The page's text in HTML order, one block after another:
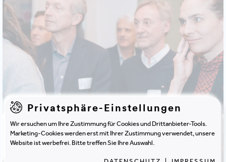
Privatsphäre-Einstellungen
Wir ersuchen um Ihre Zustimmung für Cookies und Drittanbieter-Tools.
Marketing-Cookies werden erst mit Ihrer Zustimmung verwendet, unsere
Website ist werbefrei. Bitte treffen Sie Ihre Auswahl.